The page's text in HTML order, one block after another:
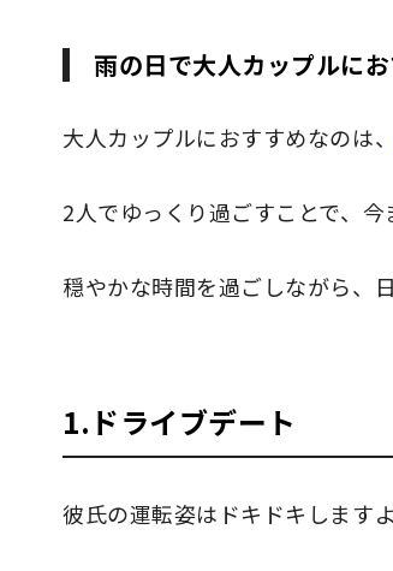
雨の日で大人カップルに
大人カップルにおすすめなのは
2人でゆっくり過ごすことで、
穏やかな時間を過ごしながら、
1.ドライブデート
彼氏の運転姿はドキドキします